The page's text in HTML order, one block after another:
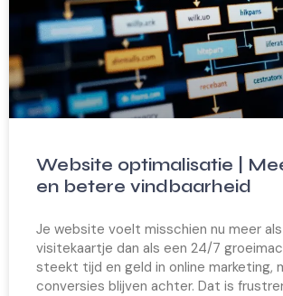
Website optimalisatie |
en betere vindbaarheid
Je website voelt misschien nu meer
visitekaartje dan als een 24/7
steekt tijd en geld in online marketing,
conversies blijven achter. Dat is